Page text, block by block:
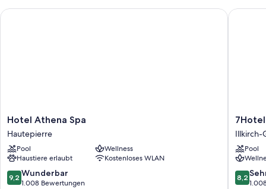
Zimmerausstattung
Alle 166 individuell eingerichteten Zimmer bestechen durch Extras wie
Safes in Laptop-Größe und laptopgeeignete Arbeitsplätze sowie
Ausstattungsmerkmale wie kostenloses WLAN und eine Klimaanlage.
Andere Komforts in den Zimmern sind unter anderem:
Hotel
Athena
Spa
Hautepierre
Hotel Athena Spa
Hautepierre
Pool
Wellness
Haustiere erlaubt
Kostenloses WLAN
9.2
von
9,2 Wunderbar
1.008 Bewertungen
Hotel Athena Spa
Illkirch-
Illkirch-
Pool
8.2
von
8,2